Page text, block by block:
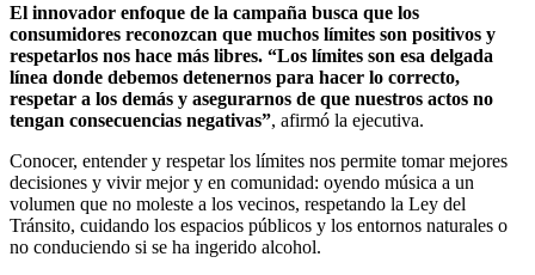
El innovador enfoque de la campaña busca que los
consumidores reconozcan que muchos límites son positivos y
respetarlos nos hace más libres. “Los límites son esa delgada
línea donde debemos detenernos para hacer lo correcto,
respetar a los demás y asegurarnos de que nuestros actos no
tengan consecuencias negativas”, afirmó la ejecutiva.
Conocer, entender y respetar los límites nos permite tomar mejores
decisiones y vivir mejor y en comunidad: oyendo música a un
volumen que no moleste a los vecinos, respetando la Ley del
Tránsito, cuidando los espacios públicos y los entornos naturales o
no conduciendo si se ha ingerido alcohol.